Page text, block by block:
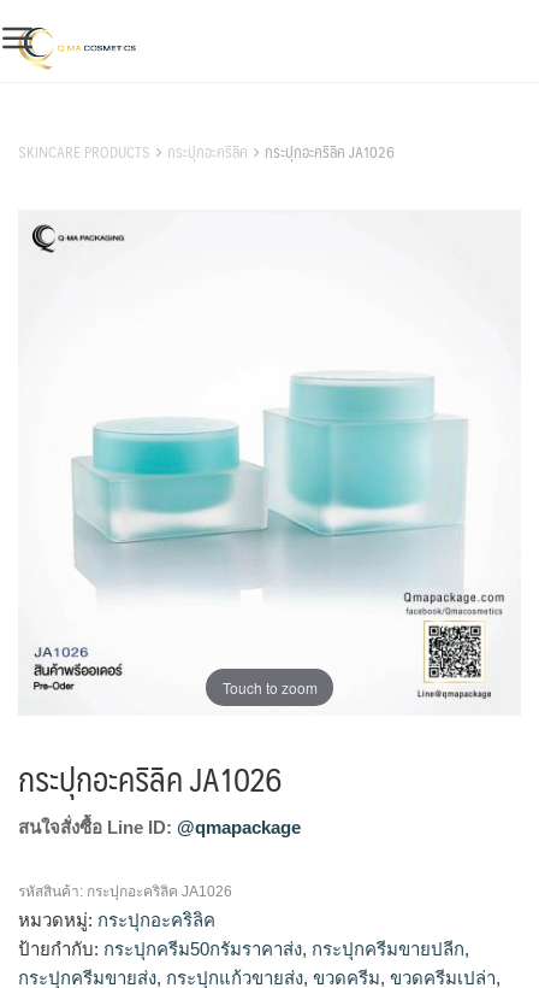
to
content
SKINCARE PRODUCTS กระปุกอะคริลิค กระปุกอะคริลิค JA1026
Touch to zoom
กระปุกอะคริลิค JA1026
สนใจสั่งซื้อ Line ID: @qmapackage
รหัสสินค้า: กระปุกอะคริลิค JA1026
หมวดหมู่: กระปุกอะคริลิค
ป้ายกำกับ: กระปุกครีม50กรัมราคาส่ง, กระปุกครีมขายปลีก,
กระปุกครีมขายส่ง, กระปุกแก้วขายส่ง, ขวดครีม, ขวดครีมเปล่า,